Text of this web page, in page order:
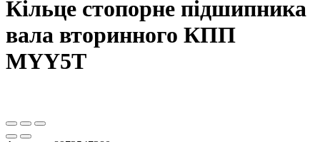
Кільце стопорне підшипника
вала вторинного КПП
MYY5T